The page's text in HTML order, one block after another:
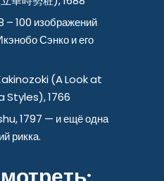
– 100 изображений
Сэнко и его
(A Look at
Styles), 1766
1797 — и ещё одна
рикка.